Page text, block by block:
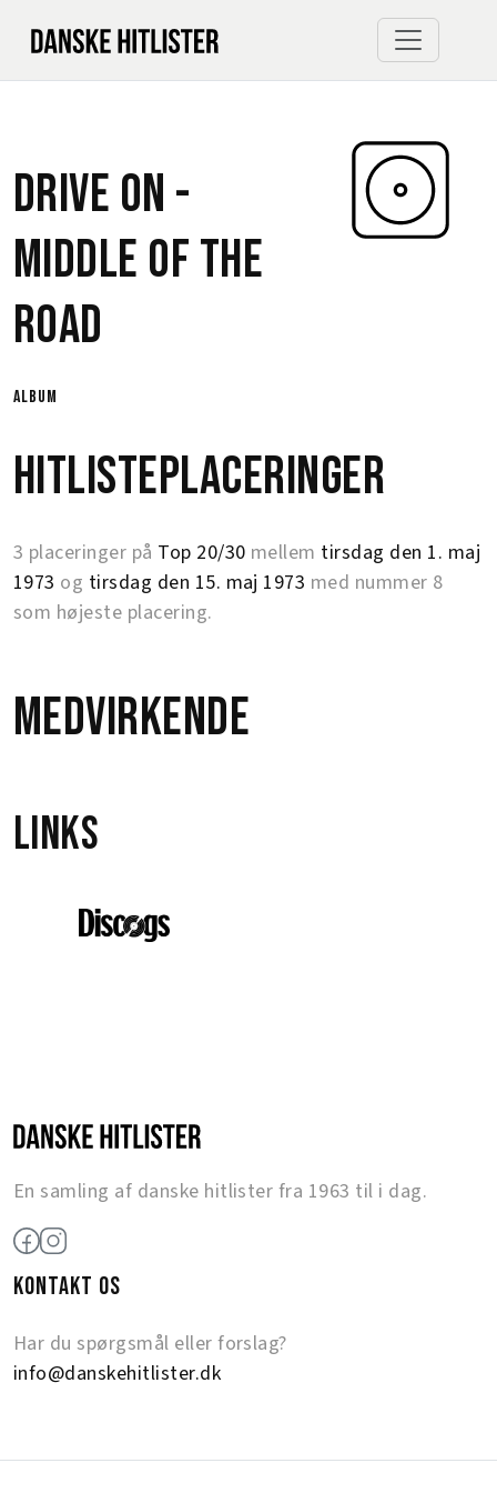
Drive On -
Middle Of The
Road
album
Hitlisteplaceringer
3 placeringer på Top 20/30 mellem tirsdag den 1. maj
1973 og tirsdag den 15. maj 1973 med nummer 8
som højeste placering.
Medvirkende
Links
En samling af danske hitlister fra 1963 til i dag.
KONTAKT OS
Har du spørgsmål eller forslag?
info@danskehitlister.dk